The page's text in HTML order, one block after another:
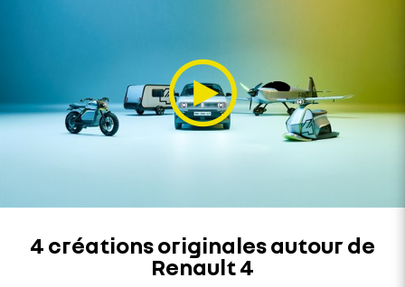
4 créations originales autour de
Renault 4